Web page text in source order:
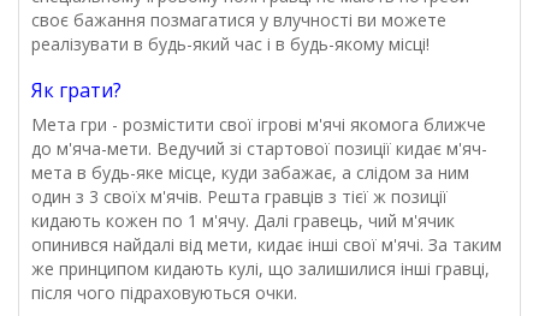
своє бажання позмагатися у влучності ви можете
реалізувати в будь-який час і в будь-якому місці!
Як грати?
Мета гри - розмістити свої ігрові м'ячі якомога ближче
до м'яча-мети. Ведучий зі стартової позиції кидає м'яч-
мета в будь-яке місце, куди забажає, а слідом за ним
один з 3 своїх м'ячів. Решта гравців з тієї ж позиції
кидають кожен по 1 м'ячу. Далі гравець, чий м'ячик
опинився найдалі від мети, кидає інші свої м'ячі. За таким
же принципом кидають кулі, що залишилися інші гравці,
після чого підраховуються очки.